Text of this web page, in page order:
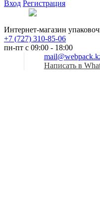
Вход Регистрация
Интернет-магазин
+7 (727) 310-85-06
пн-пт с 09:00 - 18:00
Написать в